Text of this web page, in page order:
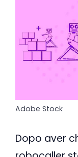
Adobe Stock
Dopo aver